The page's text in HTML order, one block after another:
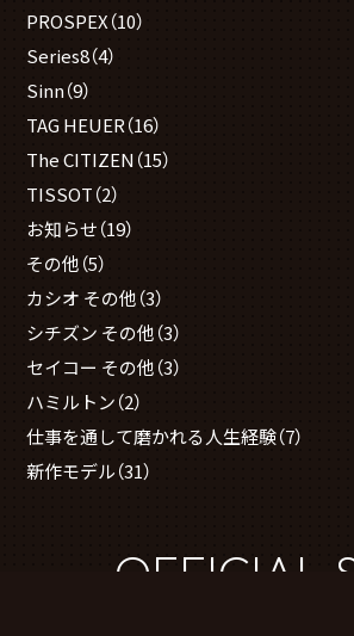
PROSPEX（10）
Series8（4）
Sinn（9）
TAG HEUER（16）
The CITIZEN （15）
TISSOT（2）
お知らせ（19）
その他（5）
カシオ その他（3）
シチズン その他（3）
セイコー その他（3）
ハミルトン（2）
仕事を通して磨かれる人生経験（7）
新作モデル（31）
OFFICIAL